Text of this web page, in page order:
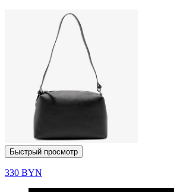
Быстрый просмотр
330 BYN